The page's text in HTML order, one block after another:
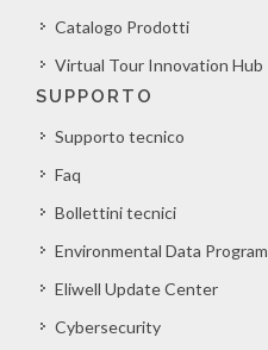
Catalogo Prodotti
Virtual Tour Innovation Hub
SUPPORTO
Supporto tecnico
Faq
Bollettini tecnici
Environmental Data Program
Eliwell Update Center
Cybersecurity